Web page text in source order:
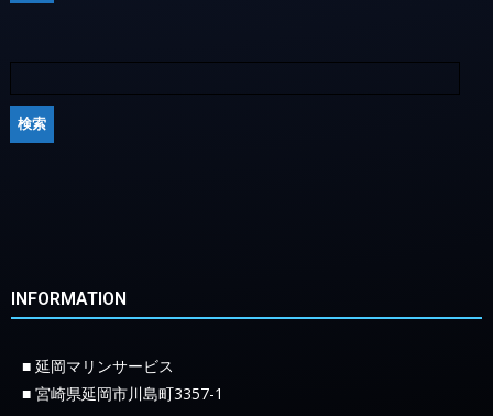
INFORMATION
■ 延岡マリンサービス
■ 宮崎県延岡市川島町3357-1